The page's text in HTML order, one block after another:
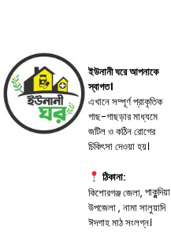
ইউনানী ঘরে আপনাকে
স্বাগত।
এখানে সম্পূর্ণ প্রাকৃতিক
গাছ-গাছড়ার মাধ্যমে
জটিল ও কঠিন রোগের
চিকিৎসা দেওয়া হয়।
ঠিকানা:
কিশোরগঞ্জ জেলা, পাকুন্দিয়া
উপজেলা , নামা সালুয়াদি
ঈদগাহ মাঠ সংলগ্ন।